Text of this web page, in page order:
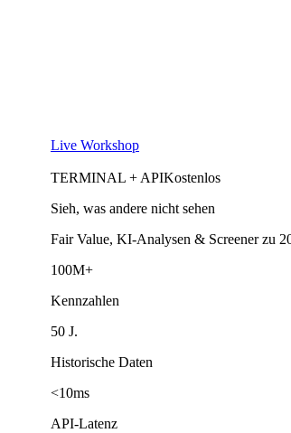
Live Workshop
TERMINAL + APIKostenlos
Sieh, was andere nicht sehen
Fair Value, KI-Analysen & Screener zu
100M+
Kennzahlen
50 J.
Historische Daten
<10ms
API-Latenz